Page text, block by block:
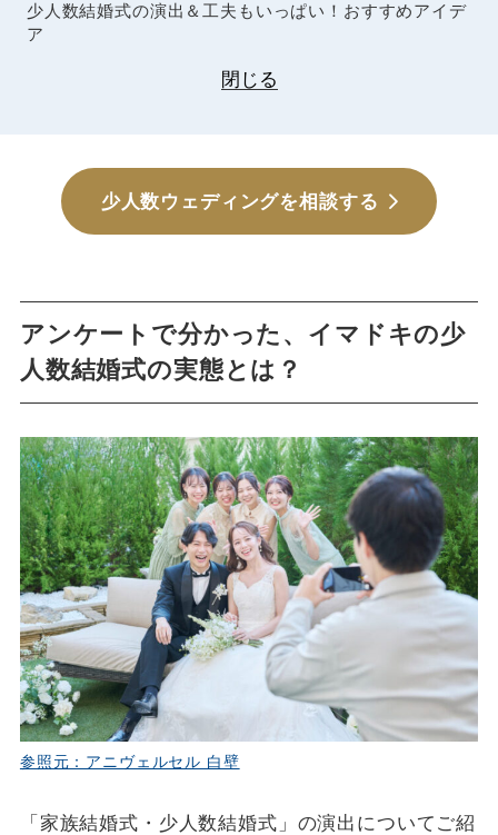
少人数結婚式の演出＆工夫もいっぱい！おすすめアイデ
ア
閉じる
少人数ウェディングを相談する
アンケートで分かった、イマドキの少
人数結婚式の実態とは？
参照元：アニヴェルセル 白壁
「家族結婚式・少人数結婚式」の演出についてご紹